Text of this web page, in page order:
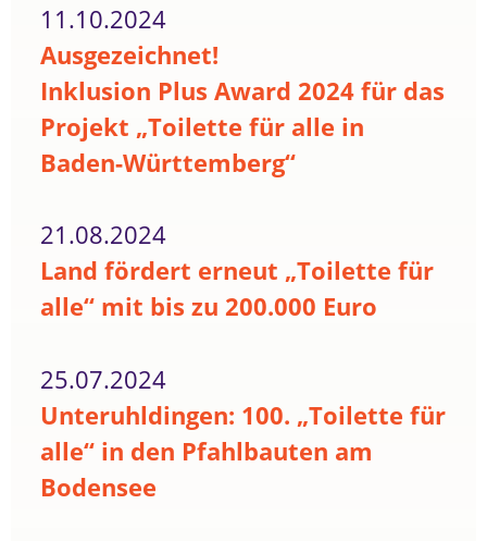
11.10.2024
Ausgezeichnet!
Inklusion Plus Award 2024 für das
Projekt „Toilette für alle in
Baden-Württemberg“
21.08.2024
Land fördert erneut „Toilette für
alle“ mit bis zu 200.000 Euro
25.07.2024
Unteruhldingen: 100. „Toilette für
alle“ in den Pfahlbauten am
Bodensee